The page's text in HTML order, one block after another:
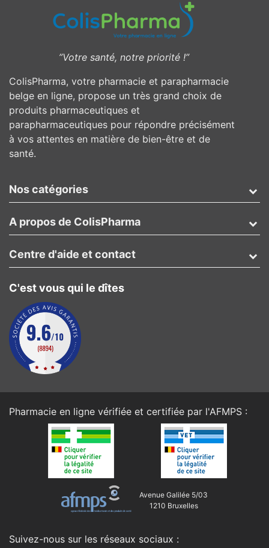
”Votre santé, notre priorité !”
ColisPharma, votre pharmacie et parapharmacie
belge en ligne, propose un très grand choix de
produits pharmaceutiques et
parapharmaceutiques pour répondre précisément
à vos attentes en matière de bien-être et de
santé.
Nos catégories
A propos de ColisPharma
C'est vous qui le dîtes
Centre d'aide et contact
Pharmacie en ligne vérifiée et certifiée par l'AFMPS :
Avenue Galilée 5/03
1210 Bruxelles
Suivez-nous sur les réseaux sociaux :